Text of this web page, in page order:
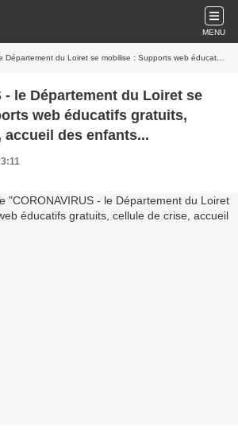
MENU
du Loiret se mobilise : Supports web éducatifs gratuits, cellule de crise, accueil des enfants...
se
web éducatifs gratuits,
des enfants...